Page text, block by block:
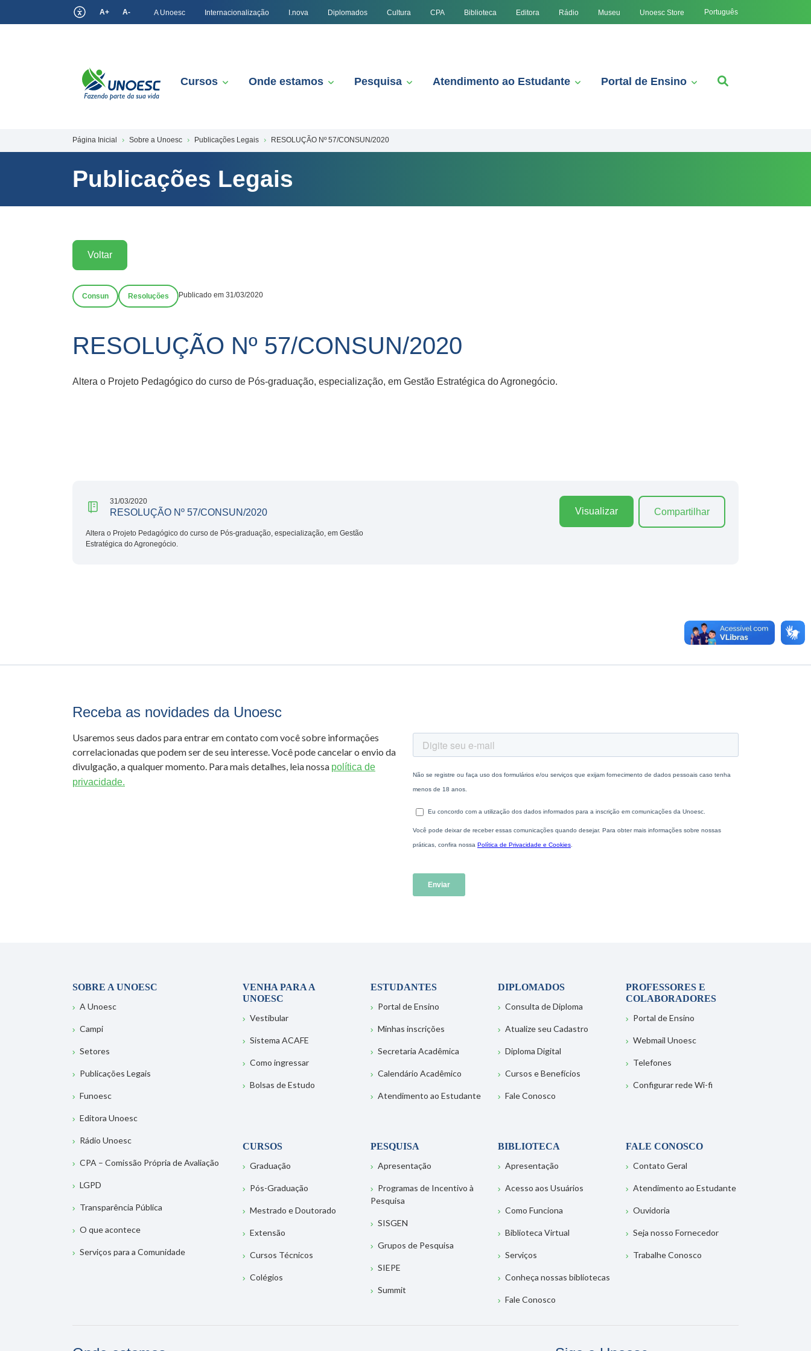
A+ A- A Unoesc Internacionalização I.nova Diplomados Cultura CPA Biblioteca Editora Rádio Museu Unoesc Store Português
Cursos Onde estamos Pesquisa Atendimento ao Estudante Portal de Ensino
Página Inicial Sobre a Unoesc Publicações Legais RESOLUÇÃO Nº 57/CONSUN/2020
Publicações Legais
Voltar
Consun Resoluções Publicado em 31/03/2020
RESOLUÇÃO Nº 57/CONSUN/2020
Altera o Projeto Pedagógico do curso de Pós-graduação, especialização, em Gestão Estratégica do Agronegócio.
31/03/2020
RESOLUÇÃO Nº 57/CONSUN/2020
Altera o Projeto Pedagógico do curso de Pós-graduação, especialização, em Gestão
Estratégica do Agronegócio.
Visualizar Compartilhar
Receba as novidades da Unoesc
Usaremos seus dados para entrar em contato com você sobre informações
correlacionadas que podem ser de seu interesse. Você pode cancelar o envio da
divulgação, a qualquer momento. Para mais detalhes, leia nossa política de
privacidade.
SOBRE A UNOESC
A Unoesc
Campi
Setores
Publicações Legais
Funoesc
Editora Unoesc
Rádio Unoesc
CPA – Comissão Própria de Avaliação
LGPD
Transparência Pública
O que acontece
Serviços para a Comunidade
VENHA PARA A
UNOESC
Vestibular
Sistema ACAFE
Como ingressar
Bolsas de Estudo
ESTUDANTES
Portal de Ensino
Minhas inscrições
Secretaria Acadêmica
Calendário Acadêmico
Atendimento ao Estudante
DIPLOMADOS
Consulta de Diploma
Atualize seu Cadastro
Diploma Digital
Cursos e Benefícios
Fale Conosco
PROFESSORES E
COLABORADORES
Portal de Ensino
Webmail Unoesc
Telefones
Configurar rede Wi-fi
CURSOS
Graduação
Pós-Graduação
Mestrado e Doutorado
Extensão
Cursos Técnicos
Colégios
PESQUISA
Apresentação
Programas de Incentivo à
Pesquisa
SISGEN
Grupos de Pesquisa
SIEPE
Summit
BIBLIOTECA
Apresentação
Acesso aos Usuários
Como Funciona
Biblioteca Virtual
Serviços
Conheça nossas bibliotecas
Fale Conosco
FALE CONOSCO
Contato Geral
Atendimento ao Estudante
Ouvidoria
Seja nosso Fornecedor
Trabalhe Conosco